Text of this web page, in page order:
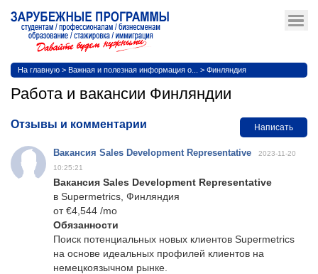
На главную > Важная и полезная информация о... > Финляндия
Работа и вакансии Финляндии
Отзывы и комментарии Написать
Вакансия Sales Development Representative
2023-11-20
10:25:21
Вакансия Sales Development Representative
в Supermetrics, Финляндия
от €4,544 /mo
Обязанности
Поиск потенциальных новых клиентов Supermetrics
на основе идеальных профилей клиентов на
немецкоязычном рынке.